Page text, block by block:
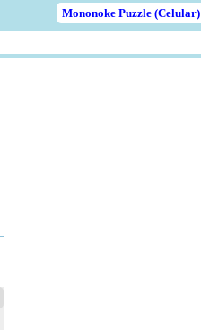
Mononoke Puzzle (Celular)